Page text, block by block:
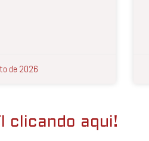
de 2026
clicando aqui!